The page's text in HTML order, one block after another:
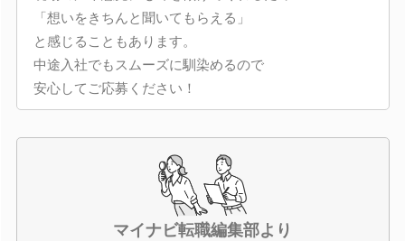
「想いをきちんと聞いてもらえる」
と感じることもあります。
中途入社でもスムーズに馴染めるので
安心してご応募ください！
マイナビ転職編集部より